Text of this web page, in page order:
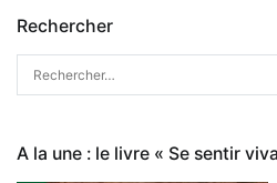
l’article
Rechercher
Rechercher :
A la une : le livre « Se sentir